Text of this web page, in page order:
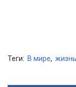
Теги: В мире,